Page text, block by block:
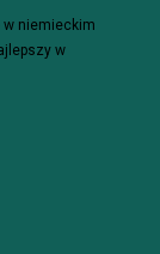
w niemieckim
w